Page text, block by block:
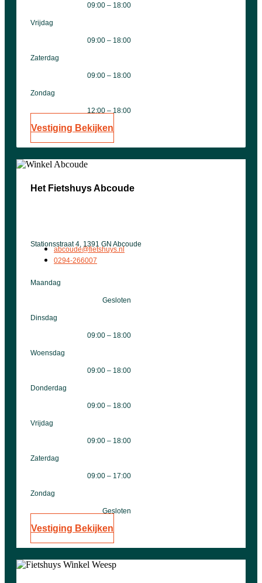
09:00 – 18:00
Vrijdag
09:00 – 18:00
Zaterdag
09:00 – 18:00
Zondag
12:00 – 18:00
Vestiging Bekijken
Het Fietshuys Abcoude
Stationsstraat 4, 1391 GN Abcoude
abcoude@fietshuys.nl
0294-266007
Maandag
Gesloten
Dinsdag
09:00 – 18:00
Woensdag
09:00 – 18:00
Donderdag
09:00 – 18:00
Vrijdag
09:00 – 18:00
Zaterdag
09:00 – 17:00
Zondag
Gesloten
Vestiging Bekijken